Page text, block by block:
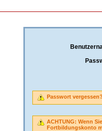
Passwort
ACHTUNG: Wenn
Fortbildungskonto